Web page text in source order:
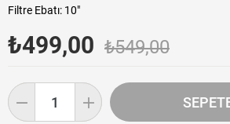
Filtre Ebatı: 10"
₺549,00
₺499,00